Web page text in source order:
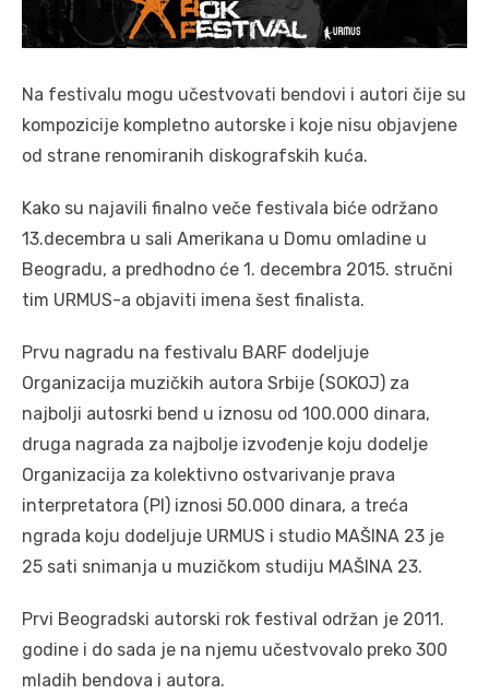
Na festivalu mogu učestvovati bendovi i autori čije su
kompozicije kompletno autorske i koje nisu objavjene
od strane renomiranih diskografskih kuća.
Kako su najavili finalno veče festivala biće održano
13.decembra u sali Amerikana u Domu omladine u
Beogradu, a predhodno će 1. decembra 2015. stručni
tim URMUS-a objaviti imena šest finalista.
Prvu nagradu na festivalu BARF dodeljuje
Organizacija muzičkih autora Srbije (SOKOJ) za
najbolji autosrki bend u iznosu od 100.000 dinara,
druga nagrada za najbolje izvođenje koju dodelje
Organizacija za kolektivno ostvarivanje prava
interpretatora (PI) iznosi 50.000 dinara, a treća
ngrada koju dodeljuje URMUS i studio MAŠINA 23 je
25 sati snimanja u muzičkom studiju MAŠINA 23.
Prvi Beogradski autorski rok festival održan je 2011.
godine i do sada je na njemu učestvovalo preko 300
mladih bendova i autora.